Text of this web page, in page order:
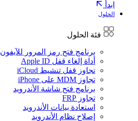
ابدأ
الحلول
فئة الحلول
برنامج فتح رمز المرور للآيفون
أداة إلغاء قفل Apple ID
تجاوز قفل تنشيط iCloud
تجاوز MDM على iPhone
برنامج فتح شاشة الأندرويد
تجاوز FRP
استعادة بيانات الأندرويد
إصلاح نظام الأندرويد